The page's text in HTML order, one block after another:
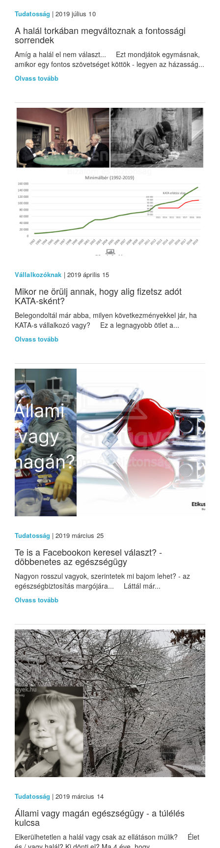
Tudatosság | 2019 július 10
A halál torkában megváltoznak a fontossági
sorrendek
Amíg a halál el nem választ... Ezt mondjátok egymásnak,
amikor egy fontos szövetséget köttök - legyen az házasság...
Olvass tovább
Vállalkozóknak | 2019 április 15
Mikor ne örülj annak, hogy alig fizetsz adót
KATA-sként?
Belegondoltál már abba, milyen következményekkel jár, ha
KATA-s vállalkozó vagy? Ez a legnagyobb ötlet a...
Olvass tovább
Tudatosság | 2019 március 25
Te is a Facebookon keresel választ? -
döbbenetes az egészségügy
Nagyon rosszul vagyok, szerintetek mi bajom lehet? - az
egészségbiztosítás margójára... Láttál már...
Olvass tovább
Tudatosság | 2019 március 14
Állami vagy magán egészségügy - a túlélés
kulcsa
Elkerülhetetlen a halál vagy csak az ellátáson múlik? Élet